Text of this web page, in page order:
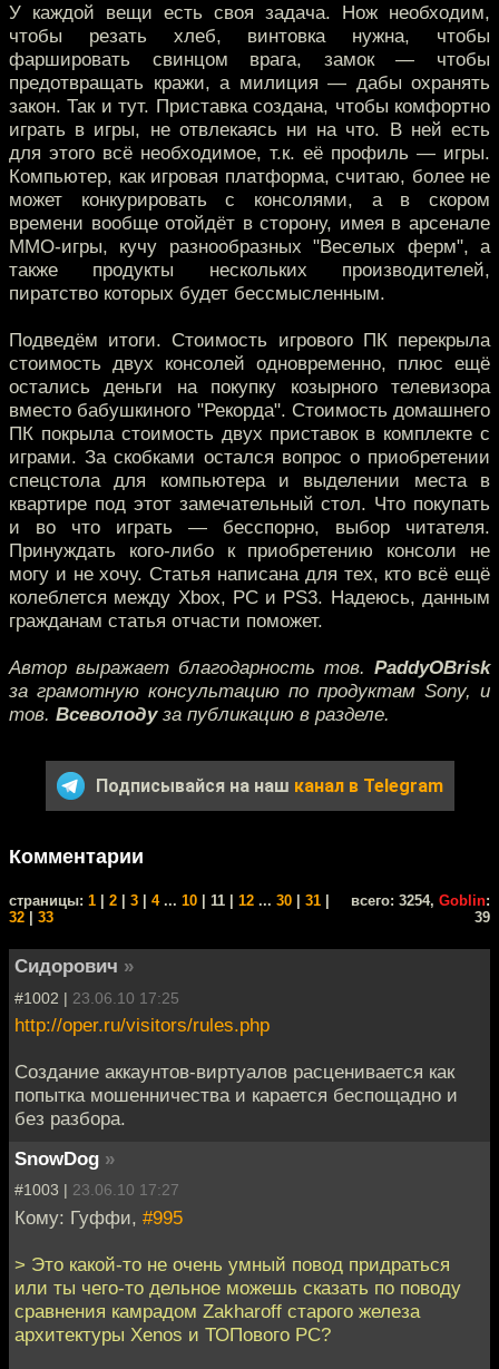
У каждой вещи есть своя задача. Нож необходим,
чтобы резать хлеб, винтовка нужна, чтобы
фаршировать свинцом врага, замок — чтобы
предотвращать кражи, а милиция — дабы охранять
закон. Так и тут. Приставка создана, чтобы комфортно
играть в игры, не отвлекаясь ни на что. В ней есть
для этого всё необходимое, т.к. её профиль — игры.
Компьютер, как игровая платформа, считаю, более не
может конкурировать с консолями, а в скором
времени вообще отойдёт в сторону, имея в арсенале
MMO-игры, кучу разнообразных "Веселых ферм", а
также продукты нескольких производителей,
пиратство которых будет бессмысленным.
Подведём итоги. Стоимость игрового ПК перекрыла
стоимость двух консолей одновременно, плюс ещё
остались деньги на покупку козырного телевизора
вместо бабушкиного "Рекорда". Стоимость домашнего
ПК покрыла стоимость двух приставок в комплекте с
играми. За скобками остался вопрос о приобретении
спецстола для компьютера и выделении места в
квартире под этот замечательный стол. Что покупать
и во что играть — бесспорно, выбор читателя.
Принуждать кого-либо к приобретению консоли не
могу и не хочу. Статья написана для тех, кто всё ещё
колеблется между Xbox, PC и PS3. Надеюсь, данным
гражданам статья отчасти поможет.
Автор выражает благодарность тов. PaddyOBrisk
за грамотную консультацию по продуктам Sony, и
тов. Всеволодуза публикацию в разделе.
Подписывайся на наш канал в Telegram
Комментарии
cтраницы: 1 2 3 4... 10 | 11 | 12 ... 30 31
32
33
всего: 3254, Goblin:
39
Сидорoвич »
#1002 | 23.06.10 17:25
http://oper.ru/visitors/rules.php
Создание аккаунтов-виртуалов расценивается как
попытка мошенничества и карается беспощадно и
без разбора.
SnowDog »
#1003 | 23.06.10 17:27
Кому: Гуффи, #995
> Это какой-то не очень умный повод придраться
или ты чего-то дельное можешь сказать по поводу
сравнения камрадом Zakharoff старого железа
архитектуры Xenos и ТОПового PC?